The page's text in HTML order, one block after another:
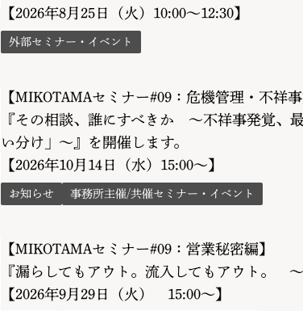
【2026年8月25日（火）10:00～12:30】
外部セミナー・イベント
【MIKOTAMAセミナー#09：危機管理・不祥事
『その相談、誰にすべきか 〜不祥事発覚、
い分け」〜』を開催します。
【2026年10月14日（水）15:00～】
お知らせ 事務所主催/共催セミナー・イベント
【MIKOTAMAセミナー#09：営業秘密編】
『漏らしてもアウト。流入してもアウト。
【2026年9月29日（火） 15:00～】